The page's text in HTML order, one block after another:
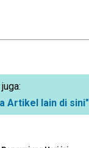
Artikel lain di sini"